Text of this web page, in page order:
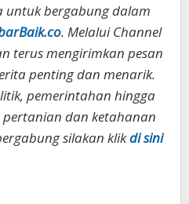
untuk bergabung dalam
. Melalui Channel
terus mengirimkan pesan
penting dan menarik.
pemerintahan hingga
dan ketahanan
silakan klikdi sini